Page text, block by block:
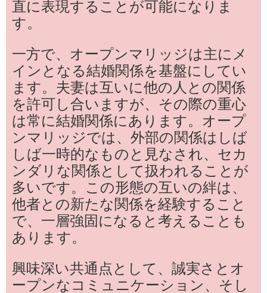
直に表現することが可能になりま
す。
一方で、オープンマリッジは主にメ
インとなる結婚関係を基盤にしてい
ます。夫妻は互いに他の人との関係
を許可し合いますが、その際の重心
は常に結婚関係にあります。オープ
ンマリッジでは、外部の関係はしば
しば一時的なものと見なされ、セカ
ンダリな関係として扱われることが
多いです。この形態の互いの絆は、
他者との新たな関係を経験すること
で、一層強固になると考えることも
あります。
興味深い共通点として、誠実さとオ
ープンなコミュニケーション、そし